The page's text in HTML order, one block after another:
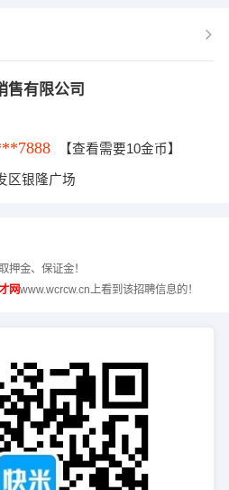
售有限公司
【查看需要10金币】
区银隆广场
押金、保证金！
网www.wcrcw.cn上看到该招聘信息的！